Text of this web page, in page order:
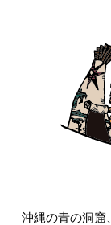
沖縄の青の洞窟